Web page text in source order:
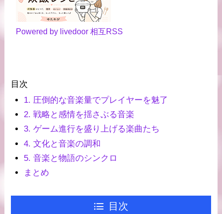
Powered by livedoor 相互RSS
目次
1. 圧倒的な音楽量でプレイヤーを魅了
2. 戦略と感情を揺さぶる音楽
3. ゲーム進行を盛り上げる楽曲たち
4. 文化と音楽の調和
5. 音楽と物語のシンクロ
まとめ
目次